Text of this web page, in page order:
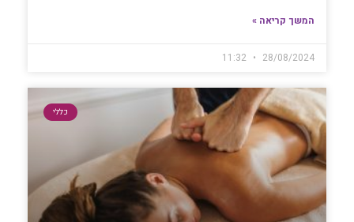
המשך קריאה »
28/08/2024
כללי